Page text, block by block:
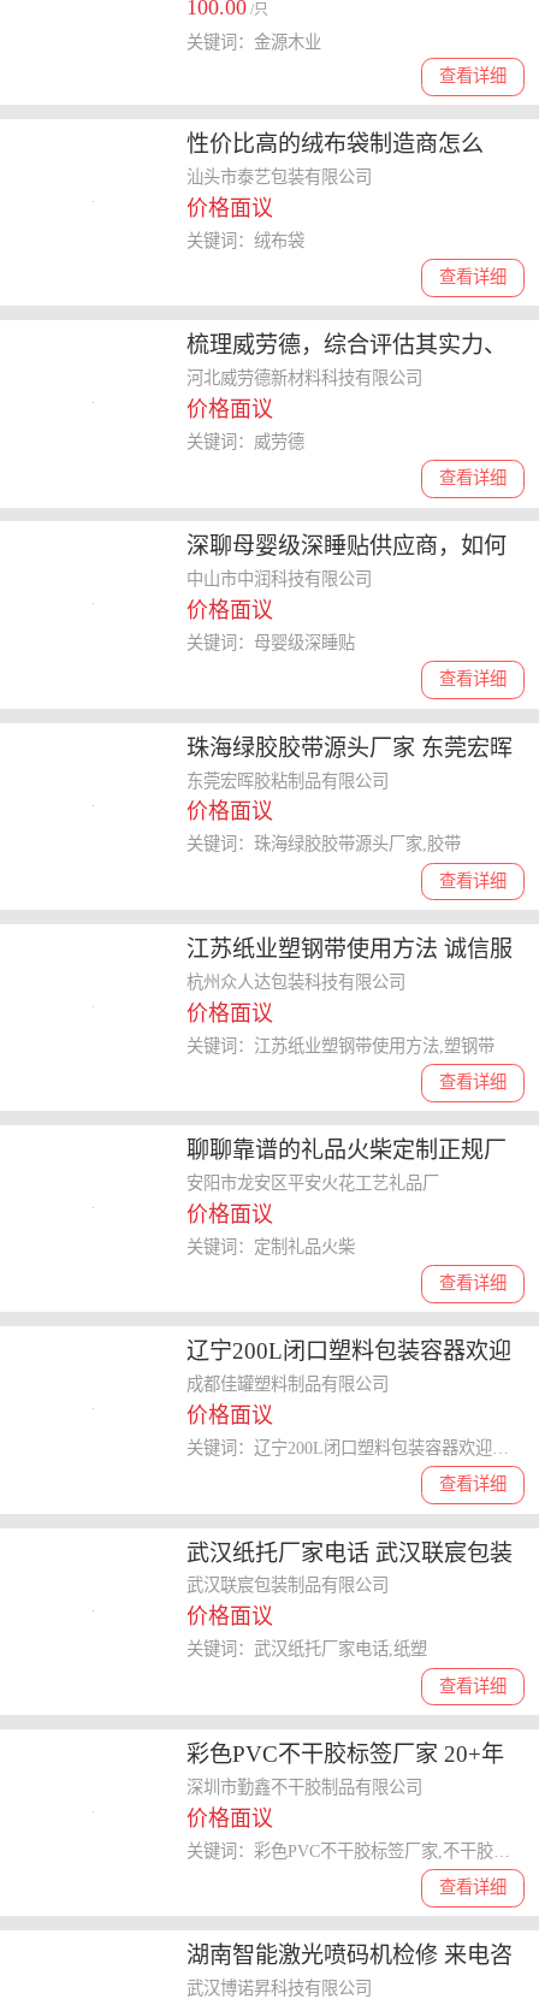
100.00 /只
查看详细
关键词：金源木业
性价比高的绒布袋制造商怎么
选，深度剖析来图定制及价格优
势
汕头市泰艺包装有限公司
价格面议
查看详细
关键词：绒布袋
梳理威劳德，综合评估其实力、
服务质量和行业口碑**
河北威劳德新材料科技有限公司
价格面议
查看详细
关键词：威劳德
深聊母婴级深睡贴供应商，如何
选择靠谱的专业制造商
中山市中润科技有限公司
价格面议
查看详细
关键词：母婴级深睡贴
珠海绿胶胶带源头厂家 东莞宏晖
胶粘制品供应
东莞宏晖胶粘制品有限公司
价格面议
查看详细
关键词：珠海绿胶胶带源头厂家,胶带
江苏纸业塑钢带使用方法 诚信服
务 杭州众人达包装科技供应
杭州众人达包装科技有限公司
价格面议
查看详细
关键词：江苏纸业塑钢带使用方法,塑钢带
聊聊靠谱的礼品火柴定制正规厂
商，选购时该怎么选择
安阳市龙安区平安火花工艺礼品厂
价格面议
查看详细
关键词：定制礼品火柴
辽宁200L闭口塑料包装容器欢迎
咨询 欢迎咨询 成都佳罐塑料制品
供应
成都佳罐塑料制品有限公司
价格面议
查看详细
武汉纸托厂家电话 武汉联宸包装
制品供应
武汉联宸包装制品有限公司
价格面议
查看详细
关键词：武汉纸托厂家电话,纸塑
彩色PVC不干胶标签厂家 20+年
经验 深圳勤鑫不干胶制品供应
深圳市勤鑫不干胶制品有限公司
价格面议
查看详细
湖南智能激光喷码机检修 来电咨
询 武汉博诺昇科技供应
武汉博诺昇科技有限公司